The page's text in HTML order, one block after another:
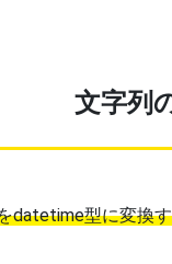
文字列
datetime型に変換